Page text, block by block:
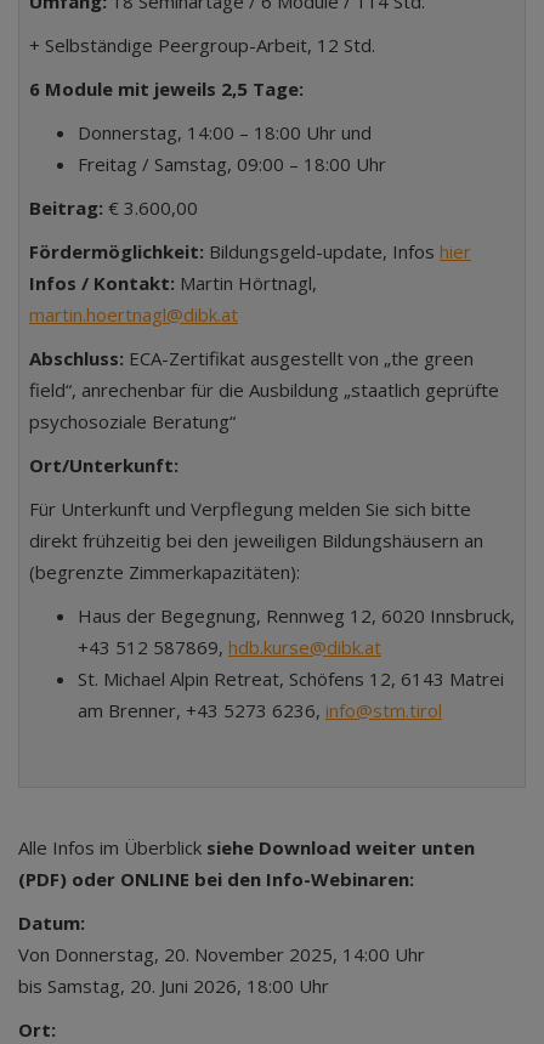
+ Selbständige Peergroup-Arbeit, 12 Std.
6 Module mit jeweils 2,5 Tage:
Donnerstag, 14:00 – 18:00 Uhr und
Freitag / Samstag, 09:00 – 18:00 Uhr
Beitrag: € 3.600,00
Fördermöglichkeit: Bildungsgeld-update, Infos hier
Infos / Kontakt: Martin Hörtnagl,
martin.hoertnagl@dibk.at
Abschluss: ECA-Zertifikat ausgestellt von „the green
field“, anrechenbar für die Ausbildung „staatlich geprüfte
psychosoziale Beratung“
Ort/Unterkunft:
Für Unterkunft und Verpflegung melden Sie sich bitte
direkt frühzeitig bei den jeweiligen Bildungshäusern an
(begrenzte Zimmerkapazitäten):
Haus der Begegnung, Rennweg 12, 6020 Innsbruck,
+43 512 587869, hdb.kurse@dibk.at
St. Michael Alpin Retreat, Schöfens 12, 6143 Matrei
am Brenner, +43 5273 6236, info@stm.tirol
Alle Infos im Überblick siehe Download weiter unten
(PDF) oder ONLINE bei den Info-Webinaren:
Datum:
Von Donnerstag, 20. November 2025, 14:00 Uhr
bis Samstag, 20. Juni 2026, 18:00 Uhr
Ort: